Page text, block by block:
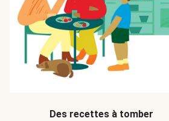
Des recettes à tomber